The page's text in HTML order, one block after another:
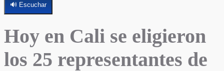
🔊 Escuchar
Hoy en Cali se eligieron
los 25 representantes de